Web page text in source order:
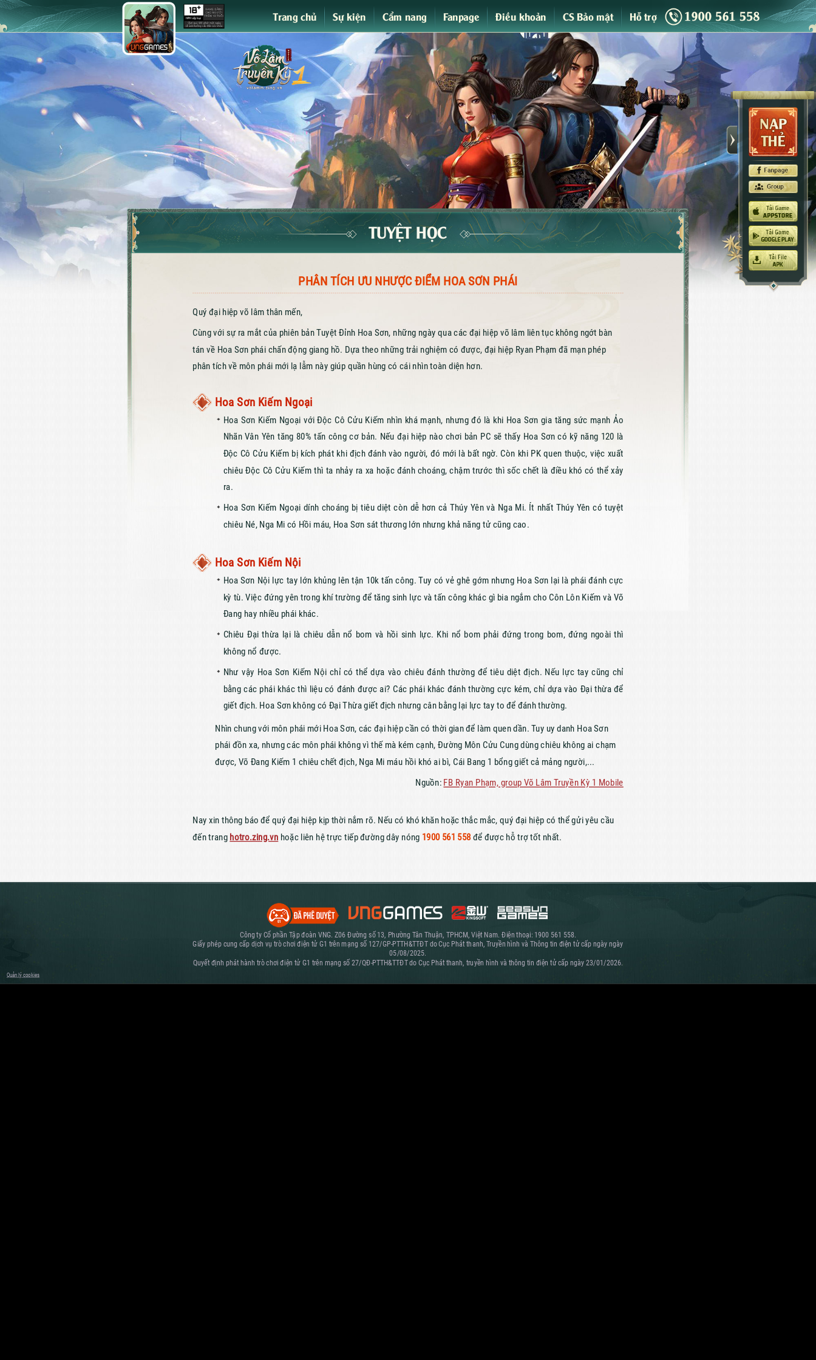
Trang chủ Sự kiện Cẩm nang Fanpage Điều khoản CS Bảo mật Hỗ trợ
TUYỆT HỌC
PHÂN TÍCH ƯU NHƯỢC ĐIỂM HOA SƠN PHÁI
Quý đại hiệp võ lâm thân mến,
Cùng với sự ra mắt của phiên bản Tuyệt Đỉnh Hoa Sơn, những ngày qua các đại hiệp võ lâm liên tục không ngớt bàn
tán về Hoa Sơn phái chấn động giang hồ. Dựa theo những trải nghiệm có được, đại hiệp Ryan Phạm đã mạn phép
phân tích về môn phái mới lạ lẫm này giúp quần hùng có cái nhìn toàn diện hơn.
Hoa Sơn Kiếm Ngoại
Hoa Sơn Kiếm Ngoại với Độc Cô Cửu Kiếm nhìn khá mạnh, nhưng đó là khi Hoa Sơn gia tăng sức mạnh Ảo
Nhãn Vân Yên tăng 80% tấn công cơ bản. Nếu đại hiệp nào chơi bản PC sẽ thấy Hoa Sơn có kỹ năng 120 là
Độc Cô Cửu Kiếm bị kích phát khi địch đánh vào người, đó mới là bất ngờ. Còn khi PK quen thuộc, việc xuất
chiêu Độc Cô Cửu Kiếm thì ta nhảy ra xa hoặc đánh choáng, chậm trước thì sốc chết là điều khó có thể xảy
ra.
Hoa Sơn Kiếm Ngoại dính choáng bị tiêu diệt còn dễ hơn cả Thúy Yên và Nga Mi. Ít nhất Thúy Yên có tuyệt
chiêu Né, Nga Mi có Hồi máu, Hoa Sơn sát thương lớn nhưng khả năng tử cũng cao.
Hoa Sơn Kiếm Nội
Hoa Sơn Nội lực tay lớn khủng lên tận 10k tấn công. Tuy có vẻ ghê gớm nhưng Hoa Sơn lại là phái đánh cực
kỳ tù. Việc đứng yên trong khí trường để tăng sinh lực và tấn công khác gì bia ngắm cho Côn Lôn Kiếm và Võ
Đang hay nhiều phái khác.
Chiêu Đại thừa lại là chiêu dẫn nổ bom và hồi sinh lực. Khi nổ bom phải đứng trong bom, đứng ngoài thì
không nổ được.
Như vậy Hoa Sơn Kiếm Nội chỉ có thể dựa vào chiêu đánh thường để tiêu diệt địch. Nếu lực tay cũng chỉ
bằng các phái khác thì liệu có đánh được ai? Các phái khác đánh thường cực kém, chỉ dựa vào Đại thừa để
giết địch. Hoa Sơn không có Đại Thừa giết địch nhưng cân bằng lại lực tay to để đánh thường.
Nhìn chung với môn phái mới Hoa Sơn, các đại hiệp cần có thời gian để làm quen dần. Tuy uy danh Hoa Sơn
phái đồn xa, nhưng các môn phái không vì thế mà kém cạnh, Đường Môn Cửu Cung dùng chiêu không ai chạm
được, Võ Đang Kiếm 1 chiêu chết địch, Nga Mi máu hồi khó ai bì, Cái Bang 1 bổng giết cả mảng người,...
Nguồn: FB Ryan Phạm, group Võ Lâm Truyền Kỳ 1 Mobile
Nay xin thông báo để quý đại hiệp kịp thời nắm rõ. Nếu có khó khăn hoặc thắc mắc, quý đại hiệp có thể gửi yêu cầu
đến trang hotro.zing.vn hoặc liên hệ trực tiếp đường dây nóng 1900 561 558để được hỗ trợ tốt nhất.
Công ty Cổ phần Tập đoàn VNG. Z06 Đường số 13, Phường Tân Thuận, TPHCM, Việt Nam. Điện thoại: 1900 561 558.
Giấy phép cung cấp dịch vụ trò chơi điện tử G1 trên mạng số 127/GP-PTTH&TTĐT do Cục Phát thanh, Truyền hình và Thông tin điện tử cấp ngày ngày
05/08/2025.
Quyết định phát hành trò chơi điện tử G1 trên mạng số 27/QĐ-PTTH&TTĐT do Cục Phát thanh, truyền hình và thông tin điện tử cấp ngày 23/01/2026.
Quản lý cookies